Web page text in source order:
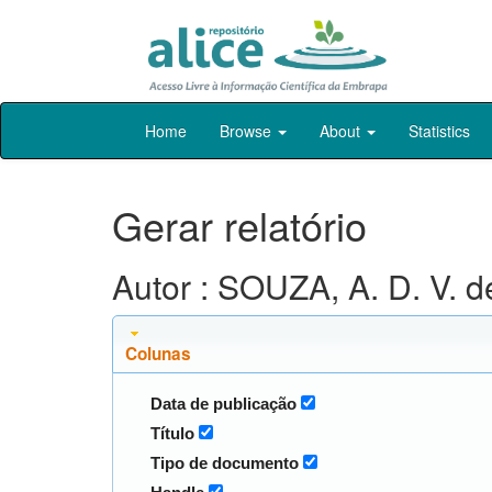
Skip
Home Browse About Statistics
Gerar relatório
Autor : SOUZA, A. D. V.
Colunas
Data de publicação
Título
Tipo de documento